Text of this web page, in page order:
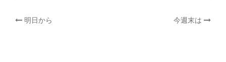
投明日から 今週末は